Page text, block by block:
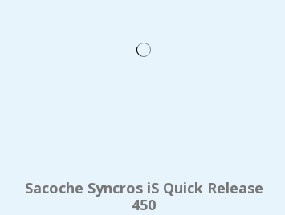
Sacoche Syncros iS Quick Release
450